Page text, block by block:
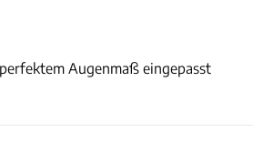
Augenmaß eingepasst